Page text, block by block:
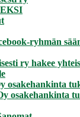
ryhmän
ry hakee
osakehankinta
osakehankinta